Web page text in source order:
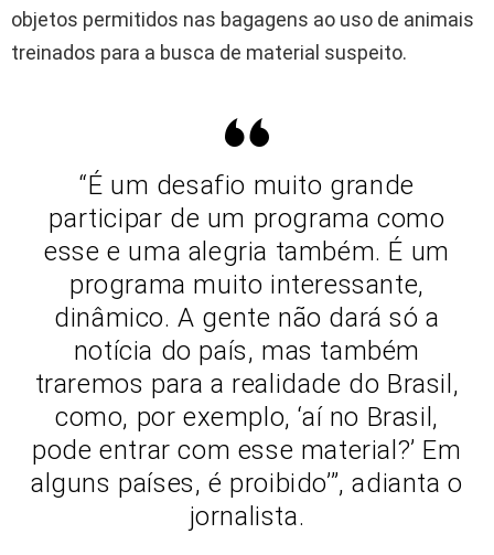
objetos permitidos nas bagagens ao uso de animais
treinados para a busca de material suspeito.
“É um desafio muito grande
participar de um programa como
esse e uma alegria também. É um
programa muito interessante,
dinâmico. A gente não dará só a
notícia do país, mas também
traremos para a realidade do Brasil,
como, por exemplo, ‘aí no Brasil,
pode entrar com esse material?’ Em
alguns países, é proibido’”, adianta o
jornalista.